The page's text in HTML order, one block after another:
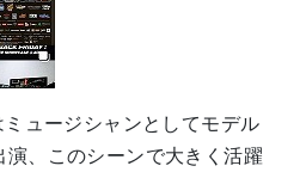
ミュージシャンとしてモデル
、このシーンで大きく活躍